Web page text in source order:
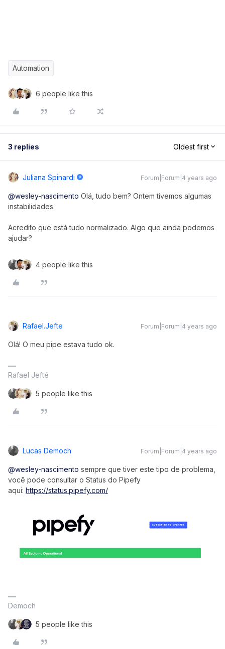
Automation
6 people like this
3 replies Oldest first
Juliana Spinardi Forum|Forum|4 years ago
@wesley-nascimento Olá, tudo bem? Ontem tivemos algumas
instabilidades.
Acredito que está tudo normalizado. Algo que ainda podemos
ajudar?
4 people like this
Rafael.jefte Forum|Forum|4 years ago
Olá! O meu pipe estava tudo ok.
Rafael Jefté
5 people like this
Lucas Democh Forum|Forum|4 years ago
@wesley-nascimento sempre que tiver este tipo de problema,
você pode consultar o Status do Pipefy
aqui: https://status.pipefy.com/
Democh
5 people like this